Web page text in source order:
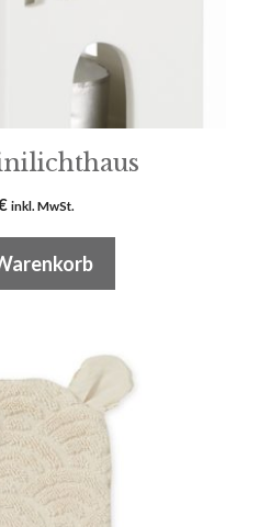
inkl. MwSt.